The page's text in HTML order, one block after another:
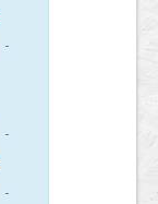
-
-
-